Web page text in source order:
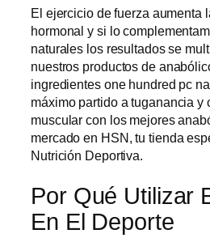
El ejercicio de fuerza aumenta
hormonal y si lo
naturales los resultados se
nuestros productos de
ingredientes one hundred pc
máximo partido a tuganancia y
muscular con los mejores
mercado en HSN, tu tienda
Nutrición Deportiva.
Por Qué Utilizar
En El Deporte